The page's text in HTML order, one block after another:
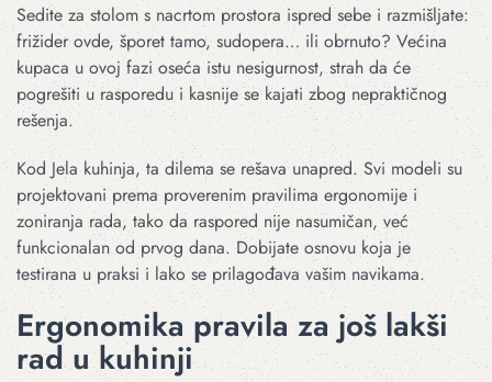
Sedite za stolom s nacrtom prostora ispred sebe i razmišljate:
frižider ovde, šporet tamo, sudopera… ili obrnuto? Većina
kupaca u ovoj fazi oseća istu nesigurnost, strah da će
pogrešiti u rasporedu i kasnije se kajati zbog nepraktičnog
rešenja.
Kod Jela kuhinja, ta dilema se rešava unapred. Svi modeli su
projektovani prema proverenim pravilima ergonomije i
zoniranja rada, tako da raspored nije nasumičan, već
funkcionalan od prvog dana. Dobijate osnovu koja je
testirana u praksi i lako se prilagođava vašim navikama.
Ergonomika pravila za još lakši
rad u kuhinji